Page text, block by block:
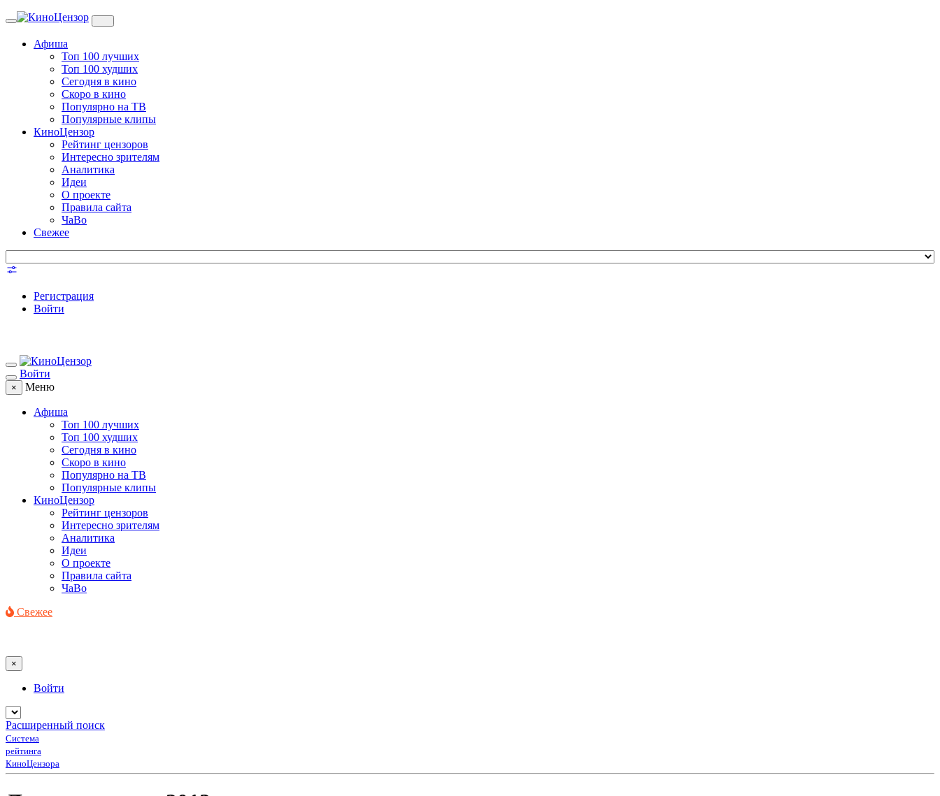
Toggle
Афиша
Топ 100 лучших
Топ 100 худших
Сегодня в кино
Скоро в кино
Популярно на ТВ
Популярные клипы
КиноЦензор
Рейтинг цензоров
Интересно зрителям
Аналитика
Идеи
О проекте
Правила сайта
ЧаВо
Свежее
Регистрация
Войти
Войти
× Меню
Афиша
Топ 100 лучших
Топ 100 худших
Сегодня в кино
Скоро в кино
Популярно на ТВ
Популярные клипы
КиноЦензор
Рейтинг цензоров
Интересно зрителям
Аналитика
Идеи
О проекте
Правила сайта
ЧаВо
Свежее
×
Войти
Расширенный поиск
Система
рейтинга
КиноЦензора